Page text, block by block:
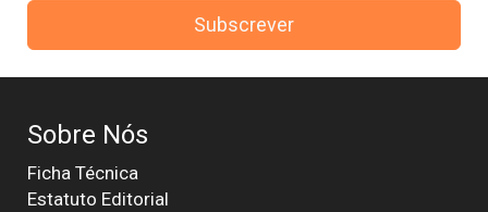
Subscrever
Sobre Nós
Ficha Técnica
Estatuto Editorial